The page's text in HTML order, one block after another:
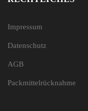
Impressum
Datenschutz
AGB
Packmittelrücknahme